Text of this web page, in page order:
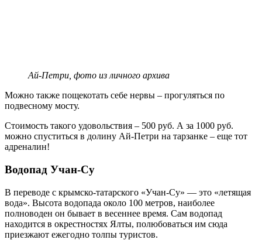
Ай-Петри, фото из личного архива
Можно также пощекотать себе нервы – прогуляться по
подвесному мосту.
Стоимость такого удовольствия – 500 руб. А за 1000 руб.
можно спуститься в долину Ай-Петри на тарзанке – еще тот
адреналин!
Водопад Учан-Су
В переводе с крымско-татарского «Учан-Су» — это «летящая
вода». Высота водопада около 100 метров, наиболее
полноводен он бывает в весеннее время. Сам водопад
находится в окрестностях Ялты, полюбоваться им сюда
приезжают ежегодно толпы туристов.